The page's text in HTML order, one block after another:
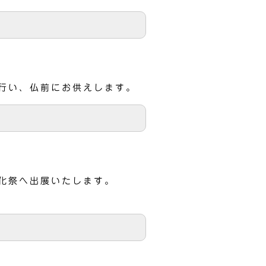
、仏前にお供えします。
へ出展いたします。